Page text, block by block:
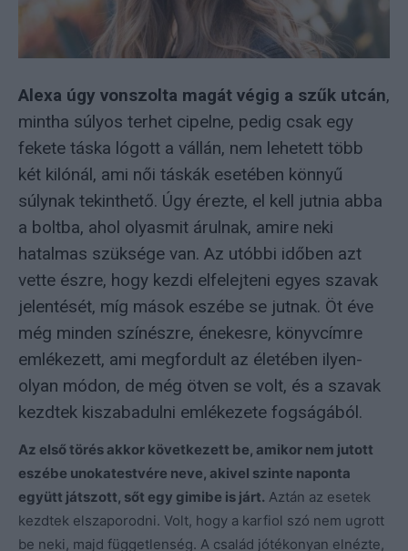
Alexa úgy vonszolta magát végig a szűk utcán,
mintha súlyos terhet cipelne, pedig csak egy
fekete táska lógott a vállán, nem lehetett több
két kilónál, ami női táskák esetében könnyű
súlynak tekinthető. Úgy érezte, el kell jutnia abba
a boltba, ahol olyasmit árulnak, amire neki
hatalmas szüksége van. Az utóbbi időben azt
vette észre, hogy kezdi elfelejteni egyes szavak
jelentését, míg mások eszébe se jutnak. Öt éve
még minden színészre, énekesre, könyvcímre
emlékezett, ami megfordult az életében ilyen-
olyan módon, de még ötven se volt, és a szavak
kezdtek kiszabadulni emlékezete fogságából.
Az első törés akkor következett be, amikor nem jutott
eszébe unokatestvére neve, akivel szinte naponta
együtt játszott, sőt egy gimibe is járt. Aztán az esetek
kezdtek elszaporodni. Volt, hogy a karfiol szó nem ugrott
be neki, majd függetlenség. A család jótékonyan elnézte,